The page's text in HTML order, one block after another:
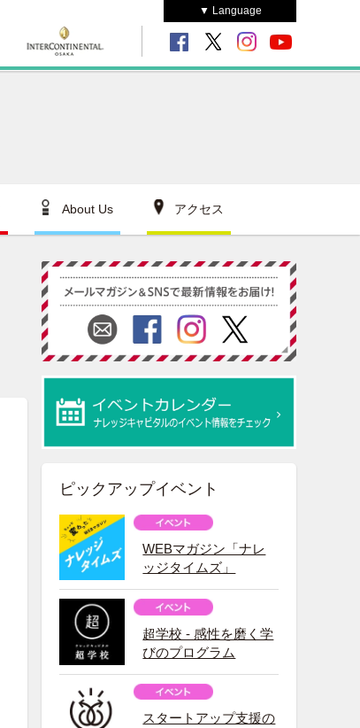
▼ Language
About Us アクセス
ピックアップイベント
WEBマガジン「ナレ
ッジタイムズ」
超学校 - 感性を磨く学
びのプログラム
スタートアップ支援の